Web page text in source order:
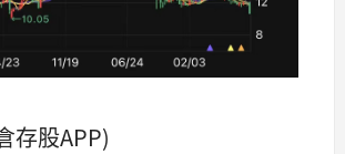
存股APP)